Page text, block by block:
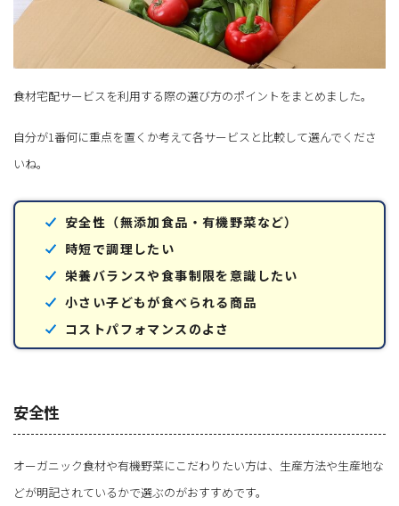
食材宅配サービスを利用する際の選び方のポイントをまとめました。
自分が1番何に重点を置くか考えて各サービスと比較して選んでくださ
いね。
安全性（無添加食品・有機野菜など）
時短で調理したい
栄養バランスや食事制限を意識したい
小さい子どもが食べられる商品
コストパフォマンスのよさ
安全性
オーガニック食材や有機野菜にこだわりたい方は、生産方法や生産地な
どが明記されているかで選ぶのがおすすめです。